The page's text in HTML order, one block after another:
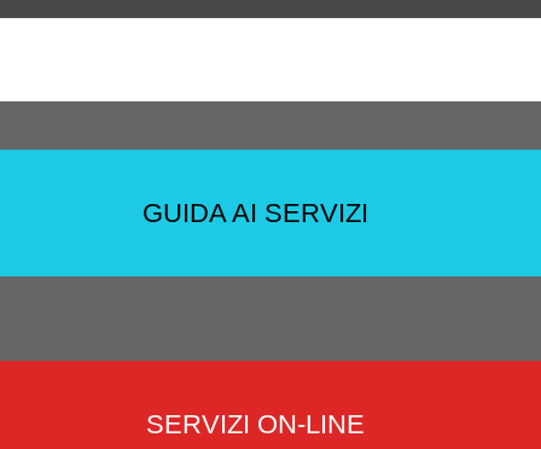
GUIDA AI SERVIZI
SERVIZI ON-LINE